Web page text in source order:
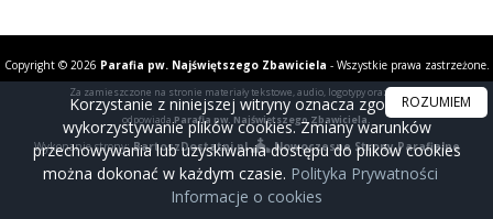
Copyright © 2026 Parafia pw. Najświętszego Zbawiciela - Wszystkie prawa zastrzeżone.
Za zamieszczone na stronie materiały tekstowe, audio, logotypy oraz zdjęcia
odpowiadaParafia pw. Najświętszego Zbawiciela.
Wykonanie strony:BartoszDostatni.pl Nowoczesne Strony Parafialne
Korzystanie z niniejszej witryny oznacza zgodę na
wykorzystywanie plików cookies. Zmiany warunków
przechowywania lub uzyskiwania dostępu do plików cookies
można dokonać w każdym czasie. Polityka Prywatności
Informacje o cookies
ROZUMIEM